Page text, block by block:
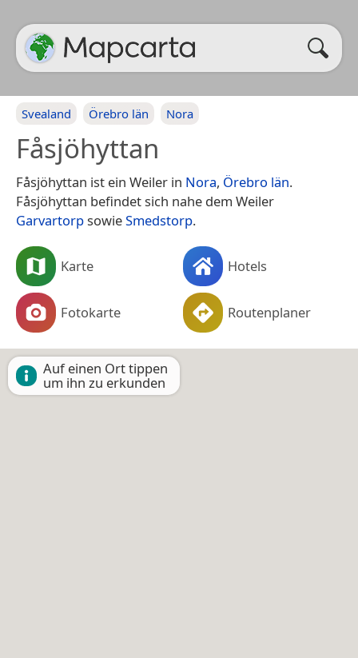
Svealand Örebro län Nora
Fåsjöhyttan
Fåsjöhyttan ist ein Weiler in Nora, Örebro län.
Fåsjöhyttan befindet sich nahe dem Weiler
GarvartorpsowieSmedstorp.
Karte Hotels
Fotokarte Routenplaner
Auf einen Ort tippen
um ihn zu erkunden